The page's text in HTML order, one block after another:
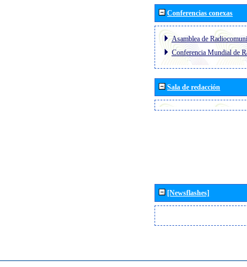
Conferencias conexas
Asamblea de
Conferencia Mundial de
Sala de redacción
[Newsflashes]